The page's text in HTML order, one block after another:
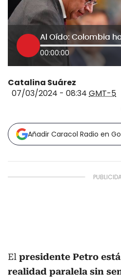
00:00:00
Catalina Suárez
07/03/2024 - 08:34 GMT-5
Añadir Caracol Radio en
El presidente Petro
realidad paralela sin